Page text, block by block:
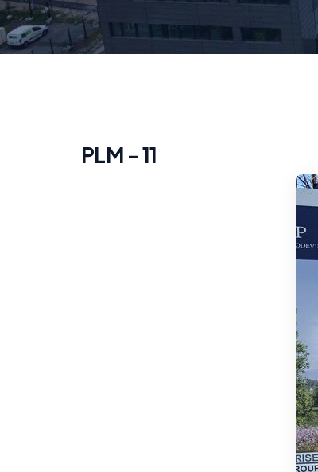
PLM - 11